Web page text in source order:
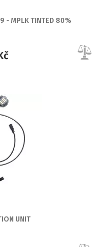
- MPLK TINTED 80%
UNIT